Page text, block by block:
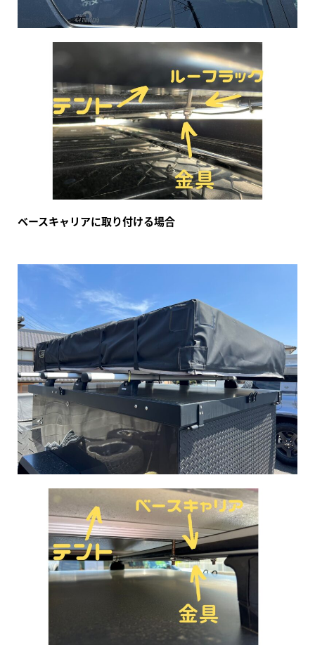
ベースキャリアに取り付ける場合